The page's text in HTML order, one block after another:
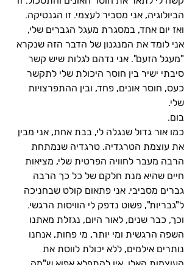
הביולוגיה, אני מסביר לעצמי. זו הגנטיקה.
ואז יום אחד, במסגרת מעגל הגברים שלי,
אני לומד את המנגנון של הדבר הזה שנקרא
"מעגל הזעם". אני נדהם לגלות שיש קשר
סיבתי ישיר בין חוסר היכולת שלי לתקשר
כעס, חוסר אונים, פחד, ובין ההתפרצויות
שלי.
בום.
כמו אור גדול שנגלה לי, בבת אחת, אני מבין
את עוצמת הטרגדיה. טרגדיה שנמתחת
הרבה מעבר לחוויה הפרטית שלי, מציאות
חיים שהיא מנת חלקם של כל כך הרבה
גברים מסביבי. אני פתאום קולט שבחניכה
ל"גבריות", פשוט נדפק לי הוויסות הרגשי.
וכך, כבר שנים, לאור היום, נגזלת מאתנו
השפה הרגשית ומי יותר, מי פחות, אנחנו
נותרים אילמים, ללא יכולת לווסת את